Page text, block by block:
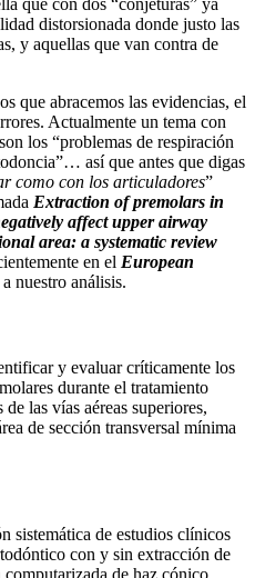
distorsionada donde justo las
y aquellas que van contra de
que abracemos las evidencias, el
Actualmente un tema con
los “problemas de respiración
así que antes que digas
como con los articuladores”
Extraction of premolars in
affect upper airway
area: a systematic review
en el European
nuestro análisis.
y evaluar críticamente los
durante el tratamiento
las vías aéreas superiores,
de sección transversal mínima
sistemática de estudios clínicos
con y sin extracción de
de haz cónico